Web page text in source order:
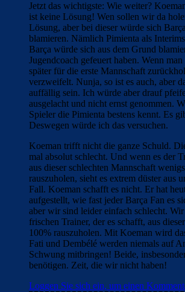
Jetzt das wichtigste: Wie weiter?
ist keine Lösung! Wen sollen wir da
Lösung, aber bei dieser würde sich
blamieren. Nämlich Pimienta als
Barça würde sich aus dem Grund
Jugendcoach gefeuert haben. Wenn
später für die erste Mannschaft
verzweifelt. Nunja, so ist es auch, aber
auffällig sein. Ich würde aber drauf
ausgelacht und nicht ernst genommen.
Spieler die Pimienta bestens kennt. Es
Deswegen würde ich das versuchen.
Koeman trifft nicht die ganze Schuld.
mal absolut schlecht. Und wenn es der
aus dieser schlechten Mannschaft
rauszuholen, sieht es extrem düster aus
Fall. Koeman schafft es nicht. Er hat
aufgestellt, wie fast jeder Barça Fan es
aber wir sind leider einfach schlecht.
frischen Trainer, der es schafft, aus
100% rauszuholen. Mit Koeman wird
Fati und Dembélé werden niemals auf
Schwung mitbringen! Beide,
benötigen. Zeit, die wir nicht haben!
Loggen Sie sich ein, um einen